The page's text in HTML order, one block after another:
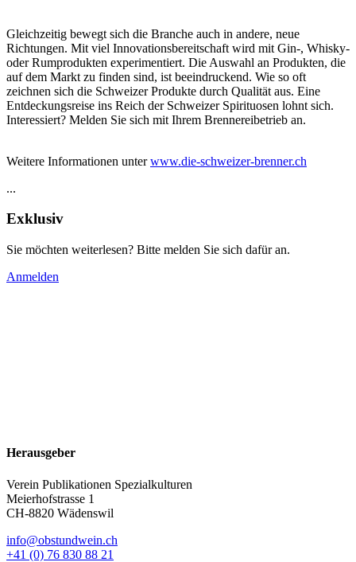
Gleichzeitig bewegt sich die Branche auch in andere, neue
Richtungen. Mit viel Innovationsbereitschaft wird mit Gin-, Whisky-
oder Rumprodukten experimentiert. Die Auswahl an Produkten, die
auf dem Markt zu finden sind, ist beeindruckend. Wie so oft
zeichnen sich die Schweizer Produkte durch Qualität aus. Eine
Entdeckungsreise ins Reich der Schweizer Spirituosen lohnt sich.
Interessiert? Melden Sie sich mit Ihrem Brennereibetrieb an.
Weitere Informationen unterwww.die-schweizer-brenner.ch
...
Exklusiv
Sie möchten weiterlesen? Bitte melden Sie sich dafür an.
Anmelden
Herausgeber
Verein Publikationen Spezialkulturen
Meierhofstrasse 1
CH-8820 Wädenswil
info@obstundwein.ch
+41 (0) 76 830 88 21